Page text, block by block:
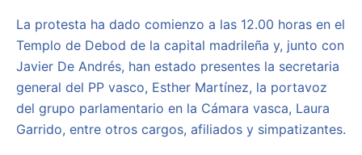
La protesta ha dado comienzo a las 12.00 horas en el
Templo de Debod de la capital madrileña y, junto con
Javier De Andrés, han estado presentes la secretaria
general del PP vasco, Esther Martínez, la portavoz
del grupo parlamentario en la Cámara vasca, Laura
Garrido, entre otros cargos, afiliados y simpatizantes.